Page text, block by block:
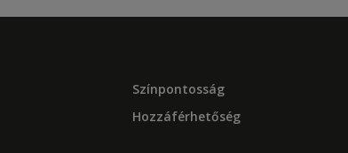
Színpontosság
Hozzáférhetőség